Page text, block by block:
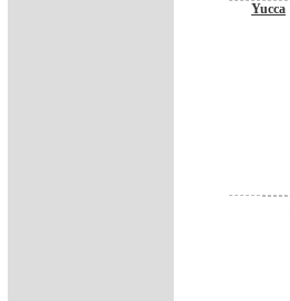
Yucca